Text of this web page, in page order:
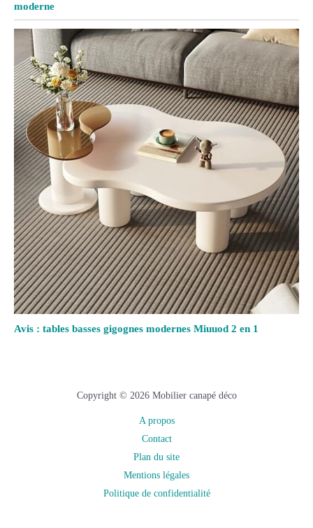
moderne
Avis : tables basses gigognes modernes Miuuod 2 en 1
Copyright © 2026 Mobilier canapé déco
A propos
Contact
Plan du site
Mentions légales
Politique de confidentialité